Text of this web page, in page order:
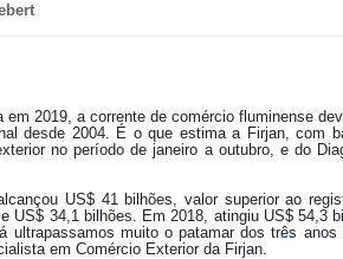
2019, a corrente de comércio fluminense
desde 2004. É o que estima a Firjan, com
no período de janeiro a outubro, e do
US$ 41 bilhões, valor superior ao
US$ 34,1 bilhões. Em 2018, atingiu US$ 54,3
muito o patamar dos três
em Comércio Exterior da Firjan.